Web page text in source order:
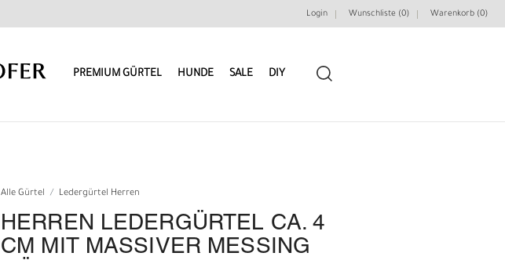
Login Wunschliste (0) Warenkorb (0)
PREMIUM GÜRTEL HUNDE SALE DIY
Alle Gürtel Ledergürtel Herren
HERREN LEDERGÜRTEL CA. 4
CM MIT MASSIVER MESSING